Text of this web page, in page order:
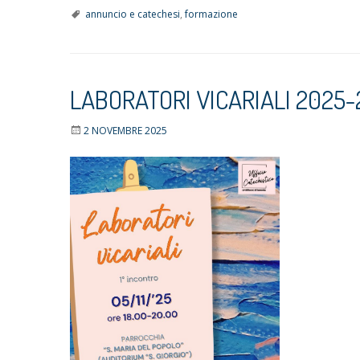
annuncio e catechesi,formazione
LABORATORI VICARIALI
2 NOVEMBRE 2025